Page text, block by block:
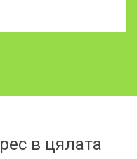
в цялата